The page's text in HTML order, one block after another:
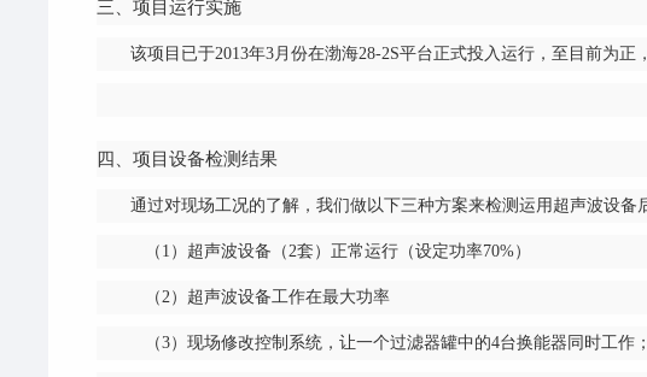
三、项目运行实施
该项目已于2013年3月份在渤海28-2S平台正式投入运行，至目前为正
四、项目设备检测结果
通过对现场工况的了解，我们做以下三种方案来检测运用超声波设备
（1）超声波设备（2套）正常运行（设定功率70%）
（2）超声波设备工作在最大功率
（3）现场修改控制系统，让一个过滤器罐中的4台换能器同时工作；